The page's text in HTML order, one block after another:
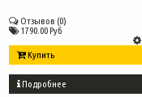
Отзывов (0)
1790.00 Руб
Купить
Подробнее